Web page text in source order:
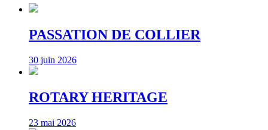
PASSATION DE COLLIER
30 juin 2026
ROTARY HERITAGE
23 mai 2026